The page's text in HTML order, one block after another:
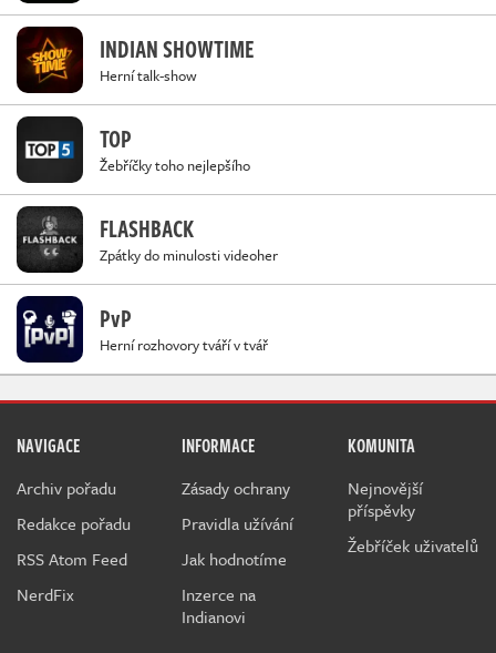
INDIAN SHOWTIME
Herní talk-show
TOP
Žebříčky toho nejlepšího
FLASHBACK
Zpátky do minulosti videoher
PvP
Herní rozhovory tváří v tvář
NAVIGACE
Archiv pořadu
Redakce pořadu
RSS Atom Feed
NerdFix
INFORMACE
Zásady ochrany
Pravidla užívání
Jak hodnotíme
Inzerce na
Indianovi
KOMUNITA
Nejnovější
příspěvky
Žebříček uživatelů